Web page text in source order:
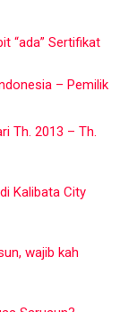
“ada” Sertifikat
– Pemilik
Th. 2013 – Th.
Kalibata City
wajib kah